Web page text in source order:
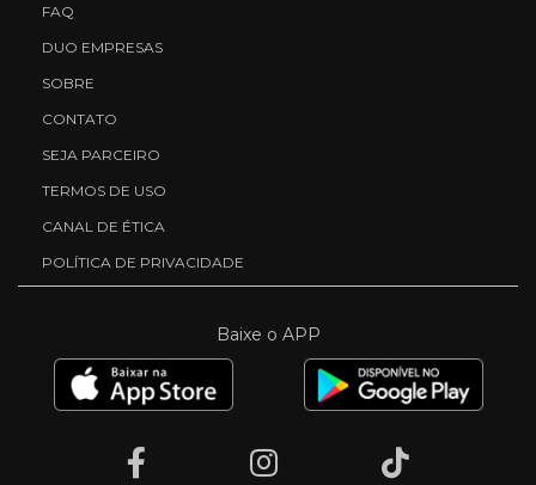
FAQ
DUO EMPRESAS
SOBRE
CONTATO
SEJA PARCEIRO
TERMOS DE USO
CANAL DE ÉTICA
POLÍTICA DE PRIVACIDADE
Baixe o APP